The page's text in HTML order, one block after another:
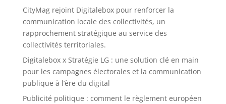
CityMag rejoint Digitalebox pour renforcer la
communication locale des collectivités, un
rapprochement stratégique au service des
collectivités territoriales.
Digitalebox x Stratégie LG : une solution clé en main
pour les campagnes électorales et la communication
publique à l’ère du digital
Publicité politique : comment le règlement européen